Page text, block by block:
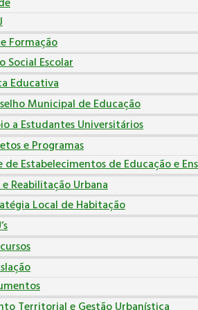
Formação
Social Escolar
Educativa
Municipal de Educação
a Estudantes Universitários
e Programas
de Estabelecimentos de Educação e
Reabilitação Urbana
Local de Habitação